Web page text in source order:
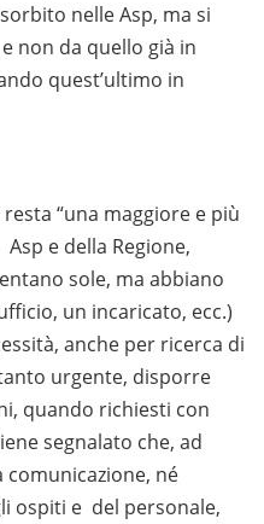
nelle Asp, ma si
non da quello già in
quest’ultimo in
“una maggiore e più
e della Regione,
sole, ma abbiano
un incaricato, ecc.)
anche per ricerca di
urgente, disporre
quando richiesti con
segnalato che, ad
comunicazione, né
ospiti e del personale,